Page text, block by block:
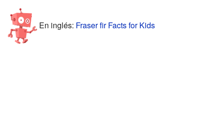
En inglés: Fraser fir Facts for Kids